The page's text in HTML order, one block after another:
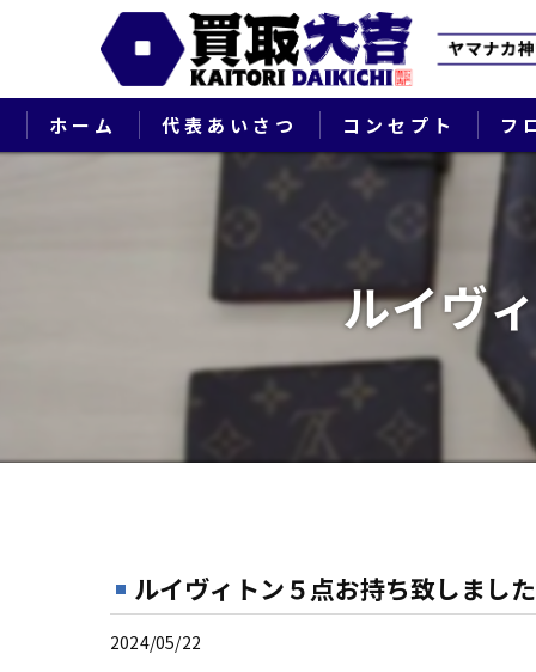
ホーム 代表あいさつ コンセプト フ
ルイヴ
ルイヴィトン５点お持ち致しまし
2024/05/22